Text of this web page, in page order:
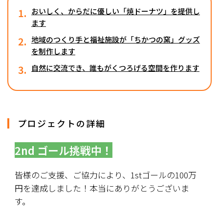
1. おいしく、からだに優しい「焼ドーナツ」を提供し
ます
2. 地域のつくり手と福祉施設が「ちかつの窯」グッズ
を制作します
3. 自然に交流でき、誰もがくつろげる空間を作ります
プロジェクトの詳細
2nd ゴール挑戦中！
皆様のご支援、ご協力により、1stゴールの100万
円を達成しました！本当にありがとうございま
す。